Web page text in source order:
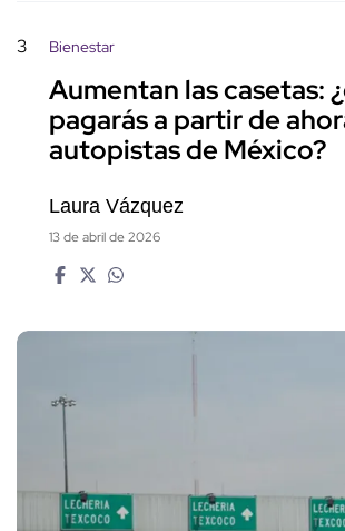
3 Bienestar
Aumentan las casetas:
pagarás a partir de
autopistas de México?
Laura Vázquez
13 de abril de 2026